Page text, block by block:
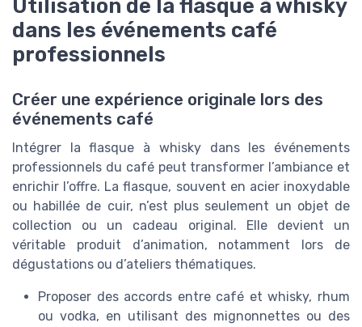
Utilisation de la flasque à whisky
dans les événements café
professionnels
Créer une expérience originale lors des
événements café
Intégrer la flasque à whisky dans les événements
professionnels du café peut transformer l’ambiance et
enrichir l’offre. La flasque, souvent en acier inoxydable
ou habillée de cuir, n’est plus seulement un objet de
collection ou un cadeau original. Elle devient un
véritable produit d’animation, notamment lors de
dégustations ou d’ateliers thématiques.
Proposer des accords entre café et whisky, rhum
ou vodka, en utilisant des mignonnettes ou des